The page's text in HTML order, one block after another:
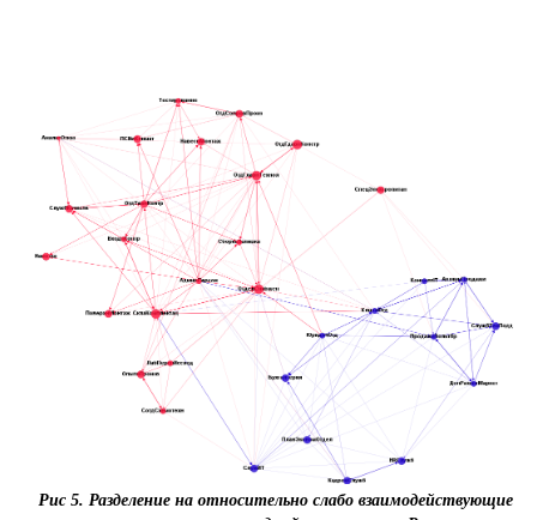
Рис 5. Разделение на относительно слабо взаимодействующие